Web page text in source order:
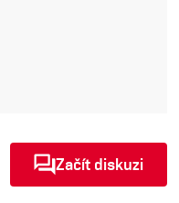
Začít diskuzi